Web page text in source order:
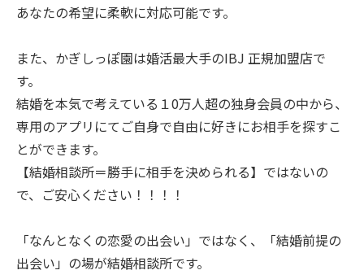
あなたの希望に柔軟に対応可能です。
また、かぎしっぽ園は婚活最大手のIBJ 正規加盟店で
す。
結婚を本気で考えている１0万人超の独身会員の中から、
専用のアプリにてご自身で自由に好きにお相手を探すこ
とができます。
【結婚相談所＝勝手に相手を決められる】ではないの
で、ご安心ください！！！！
「なんとなくの恋愛の出会い」ではなく、「結婚前提の
出会い」の場が結婚相談所です。